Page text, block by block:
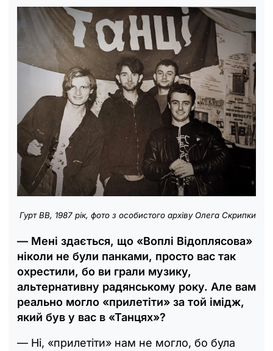
Гурт ВВ, 1987 рік, фото з особистого архіву Олега Скрипки
— Мені здається, що «Воплі Відоплясова»
ніколи не були панками, просто вас так
охрестили, бо ви грали музику,
альтернативну радянському року. Але вам
реально могло «прилетіти» за той імідж,
який був у вас в «Танцях»?
— Ні, «прилетіти» нам не могло, бо була